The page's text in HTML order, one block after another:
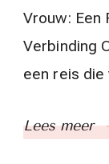
Vrouw: Een
Verbinding
een reis
Lees meer